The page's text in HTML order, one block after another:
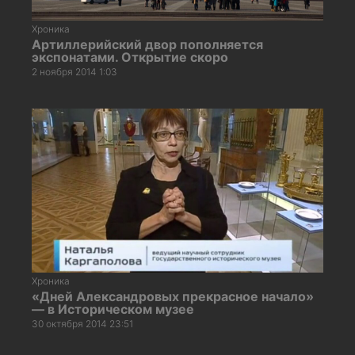
Хроника
Артиллерийский двор пополняется
экспонатами. Открытие скоро
2 ноября 2014 1:03
Хроника
«Дней Александровых прекрасное начало»
— в Историческом музее
30 октября 2014 23:51